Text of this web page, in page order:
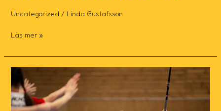
Uncategorized / Linda Gustafsson
Läs mer »
SSG
IF
F10-
12